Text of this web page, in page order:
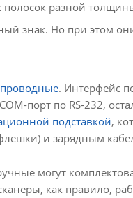
полосок разной
знак. Но при этом
. Интерфейс
порт по RS-232,
подставкой,
и зарядным
могут
как правило,